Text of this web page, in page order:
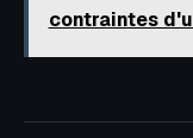
contraintes